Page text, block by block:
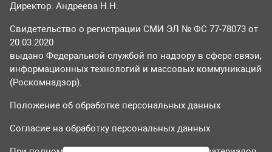
Директор: Андреева Н.Н.
Свидетельство о регистрации СМИ ЭЛ № ФС 77-78073 от
20.03.2020
выдано Федеральной службой по надзору в сфере связи,
информационных технологий и массовых коммуникаций
(Роскомнадзор).
Положение об обработке персональных данных
Согласие на обработку персональных данных